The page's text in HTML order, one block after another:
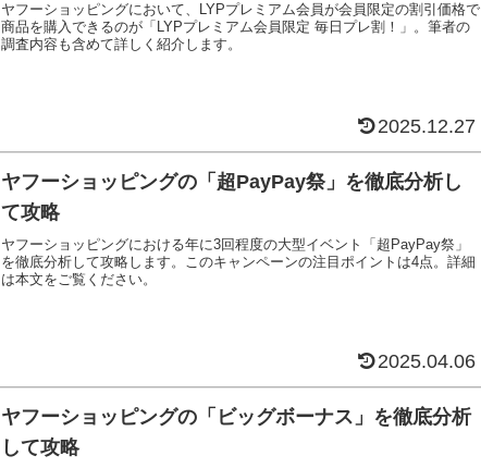
ヤフーショッピングにおいて、LYPプレミアム会員が会員限定の割引価格で
商品を購入できるのが「LYPプレミアム会員限定 毎日プレ割！」。筆者の
調査内容も含めて詳しく紹介します。
2025.12.27
ヤフーショッピングの「超PayPay祭」を徹底分析し
て攻略
ヤフーショッピングにおける年に3回程度の大型イベント「超PayPay祭」
を徹底分析して攻略します。このキャンペーンの注目ポイントは4点。詳細
は本文をご覧ください。
2025.04.06
ヤフーショッピングの「ビッグボーナス」を徹底分析
して攻略